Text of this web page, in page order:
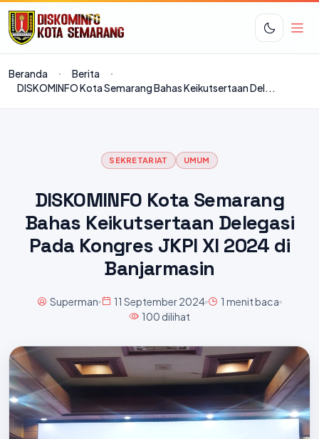
Beranda
Berita
DISKOMINFO Kota Semarang Bahas Keikutsertaan Del...
SEKRETARIAT UMUM
DISKOMINFO Kota Semarang
Bahas Keikutsertaan Delegasi
Pada Kongres JKPI XI 2024 di
Banjarmasin
Superman 11 September 2024
1 menit baca
100 dilihat